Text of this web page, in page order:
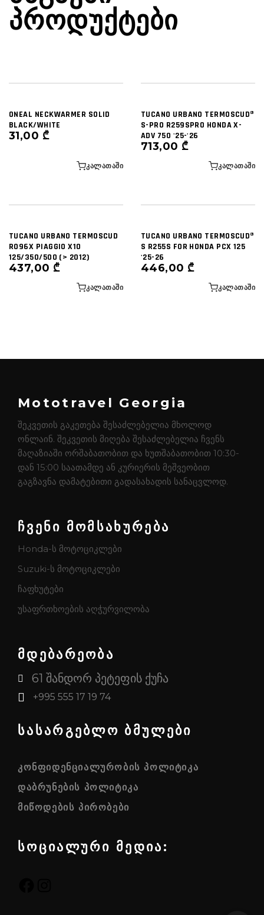
ᲞᲠᲝᲓᲣᲥᲢᲔᲑᲘ
ONEAL NECKWARMER SOLID
BLACK/WHITE
31,00 ₾
ᲙᲐᲚᲐᲗᲐᲨᲘ
TUCANO URBANO TERMOSCUD®
S-PRO R259SPRO HONDA X-
ADV 750 '25-'26
713,00 ₾
ᲙᲐᲚᲐᲗᲐᲨᲘ
TUCANO URBANO TERMOSCUD
R096X PIAGGIO X10
125/350/500 (> 2012)
437,00 ₾
ᲙᲐᲚᲐᲗᲐᲨᲘ
TUCANO URBANO TERMOSCUD®
S R255S FOR HONDA PCX 125
'25-26
446,00 ₾
ᲙᲐᲚᲐᲗᲐᲨᲘ
Mototravel Georgia
შეკვეთის გაკეთება შესაძლებელია მხოლოდ
ონლაინ. შეკვეთის მიღება შესაძლებელია ჩვენს
მაღაზიაში ორშაბათობით და ხუთშაბათობით 10:30-
დან 15:00 საათამდე ან კურიერის მეშვეობით
გაგზავნა დამატებითი გადასახადის სანაცვლოდ.
ჩვენი მომსახურება
Honda-ს მოტოციკლები
Suzuki-ს მოტოციკლები
ჩაფხუტები
უსაფრთხოების აღჭურვილობა
მდებარეობა
61 შანდორ პეტეფის ქუჩა
+995 555 17 19 74
სასარგებლო ბმულები
ᲙᲝᲜᲤᲘᲓᲔᲜᲪᲘᲐᲚᲣᲠᲝᲑᲘᲡ ᲞᲝᲚᲘᲢᲘᲙᲐ
ᲓᲐᲑᲠᲣᲜᲔᲑᲘᲡ ᲞᲝᲚᲘᲢᲘᲙᲐ
ᲛᲘᲬᲝᲓᲔᲑᲘᲡ ᲞᲘᲠᲝᲑᲔᲑᲘ
სოციალური მედია: